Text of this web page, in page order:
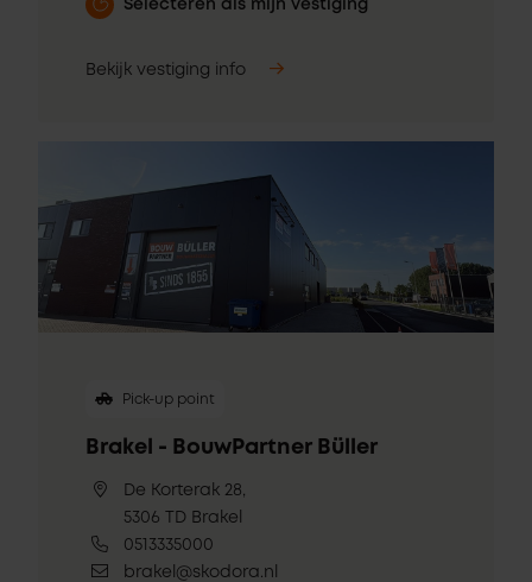
Selecteren als mijn vestiging
Bekijk vestiging info
Pick-up point
Brakel - BouwPartner Büller
De Korterak 28,
5306 TD Brakel
0513335000
brakel@skodora.nl